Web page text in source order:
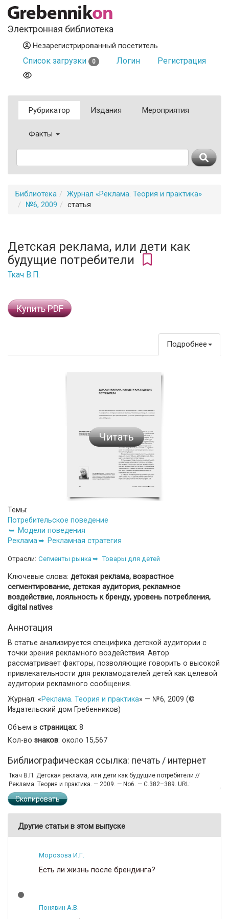
Электронная библиотека
Незарегистрированный посетитель
Список загрузки 0 Логин Регистрация
Рубрикатор Издания Мероприятия
Факты
Библиотека
Журнал «Реклама. Теория и практика»
№6, 2009
статья
Детская реклама, или дети как
будущие потребители
Ткач В.П.
Купить PDF
Подробнее
Читать
Темы:
Потребительское поведение
Модели поведения
Реклама
Рекламная стратегия
Отрасли: Сегменты рынка Товары для детей
Ключевые слова: детская реклама, возрастное
сегментирование, детская аудитория, рекламное
воздействие, лояльность к бренду, уровень потребления,
digital natives
Аннотация
В статье анализируется специфика детской аудитории с
точки зрения рекламного воздействия. Автор
рассматривает факторы, позволяющие говорить о высокой
привлекательности для рекламодателей детей как целевой
аудитории рекламного сообщения.
Журнал: «Реклама. Теория и практика» — №6, 2009 (©
Издательский дом Гребенников)
Объем в страницах: 8
Кол-во знаков: около 15,567
Библиографическая ссылка: печать / интернет
Скопировать
Другие статьи в этом выпуске
Морозова И.Г.
Есть ли жизнь после брендинга?
Понявин А.В.